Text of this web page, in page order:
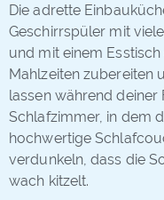
Die adrette
Geschirrspüler mit
und mit einem
Mahlzeiten zubereiten
lassen während deiner
Schlafzimmer, in dem
hochwertige
verdunkeln, dass die
wach kitzelt.